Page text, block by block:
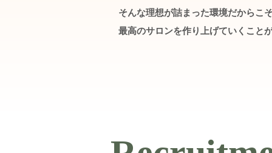
そんな理想が詰まった環境だからこ
最高のサロンを作り上げていくこと